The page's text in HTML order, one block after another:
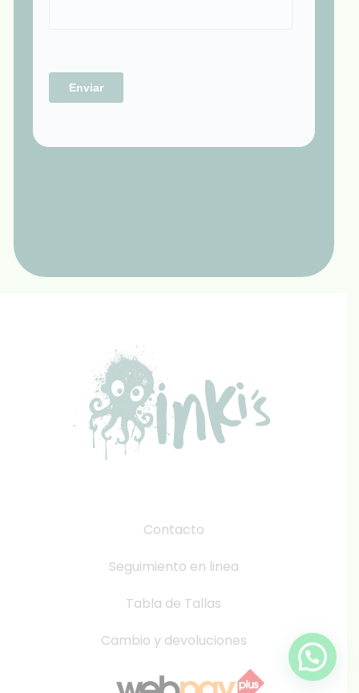
Contacto
Seguimiento en linea
Tabla de Tallas
Cambio y devoluciones